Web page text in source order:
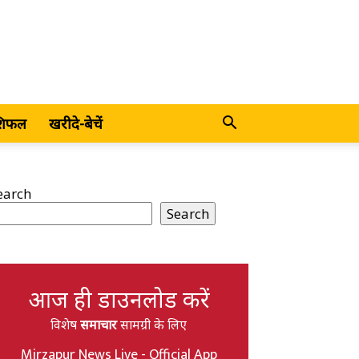
खरीदे-बेचें
Search
आज ही डाउनलोड करें
विशेषसमाचारसामग्री के लिए